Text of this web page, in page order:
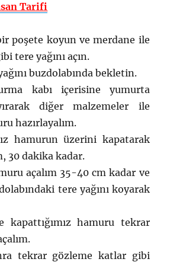
Tarifi
poşete koyun ve merdane ile
tere yağını açın.
buzdolabında bekletin.
kabı içerisine yumurta
diğer malzemeler ile
hazırlayalım.
hamurun üzerini kapatarak
30 dakika kadar.
açalım 35-40 cm kadar ve
tere yağını koyarak
kapattığımız hamuru tekrar
tekrar gözleme katlar gibi